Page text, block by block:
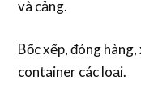
và cảng.
Bốc xếp, đóng
container các loại.